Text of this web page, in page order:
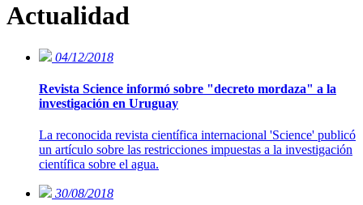
Actualidad
04/12/2018
Revista Science informó sobre "decreto mordaza" a la
investigación en Uruguay
La reconocida revista científica internacional 'Science' publicó
un artículo sobre las restricciones impuestas a la investigación
científica sobre el agua.
30/08/2018